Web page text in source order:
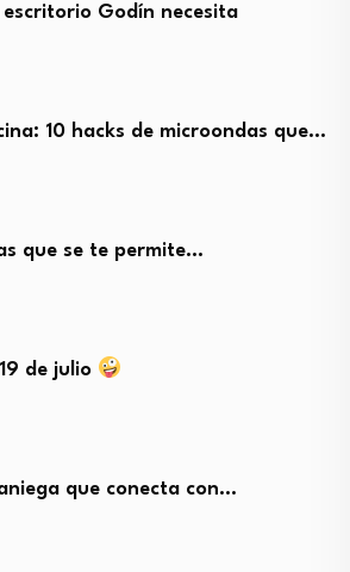
Godín necesita
10 hacks de microondas que…
que se te permite…
de julio
que conecta con…